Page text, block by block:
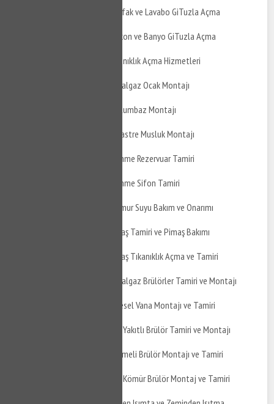
Mudanya Mirzaoba Mutfak ve Lavabo GiTuzla Açma
Mudanya Mirzaoba Balkon ve Banyo GiTuzla Açma
Mudanya Mirzaoba Tıkanıklık Açma Hizmetleri
Mudanya Mirzaoba Doğalgaz Ocak Montajı
Mudanya Mirzaoba Davlumbaz Montajı
Mudanya Mirzaoba Ankastre Musluk Montajı
Mudanya Mirzaoba Gömme Rezervuar Tamiri
Mudanya Mirzaoba Gömme Sifon Tamiri
Mudanya Mirzaoba Yağmur Suyu Bakım ve Onarımı
Mudanya Mirzaoba Pimaş Tamiri ve Pimaş Bakımı
Mudanya Mirzaoba Pimaş Tıkanıklık Açma ve Tamiri
Mudanya Mirzaoba Doğalgaz Brülörler Tamiri ve Montajı
Mudanya Mirzaoba Küresel Vana Montajı ve Tamiri
Mudanya Mirzaoba Çift Yakıtlı Brülör Tamiri ve Montajı
Mudanya Mirzaoba Üflemeli Brülör Montajı ve Tamiri
Mudanya Mirzaoba Toz Kömür Brülör Montaj ve Tamiri